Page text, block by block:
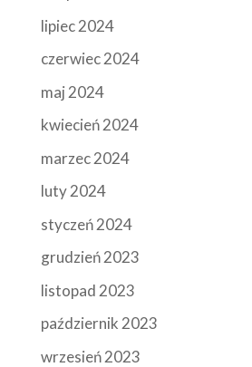
lipiec 2024
czerwiec 2024
maj 2024
kwiecień 2024
marzec 2024
luty 2024
styczeń 2024
grudzień 2023
listopad 2023
październik 2023
wrzesień 2023